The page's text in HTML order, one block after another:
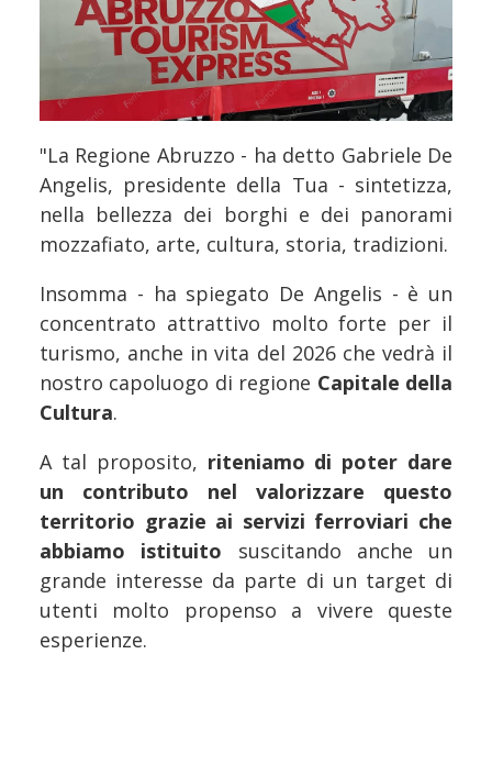
"La Regione Abruzzo - ha detto Gabriele De
Angelis, presidente della Tua - sintetizza,
nella bellezza dei borghi e dei panorami
mozzafiato, arte, cultura, storia, tradizioni.
Insomma - ha spiegato De Angelis - è un
concentrato attrattivo molto forte per il
turismo, anche in vita del 2026 che vedrà il
nostro capoluogo di regione Capitale della
Cultura.
A tal proposito, riteniamo di poter dare
un contributo nel valorizzare questo
territorio grazie ai servizi ferroviari che
abbiamo istituito suscitando anche un
grande interesse da parte di un target di
utenti molto propenso a vivere queste
esperienze.